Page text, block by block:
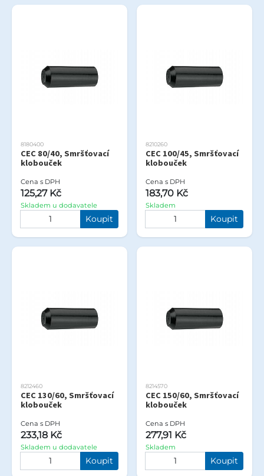
8180400
CEC 80/40, Smršťovací
klobouček
Cena s DPH
125,27 Kč
Skladem u dodavatele
Koupit
8210260
CEC 100/45, Smršťovací
klobouček
Cena s DPH
183,70 Kč
Skladem
Koupit
8212460
CEC 130/60, Smršťovací
klobouček
Cena s DPH
233,18 Kč
Skladem u dodavatele
Koupit
8214570
CEC 150/60, Smršťovací
klobouček
Cena s DPH
277,91 Kč
Skladem
Koupit